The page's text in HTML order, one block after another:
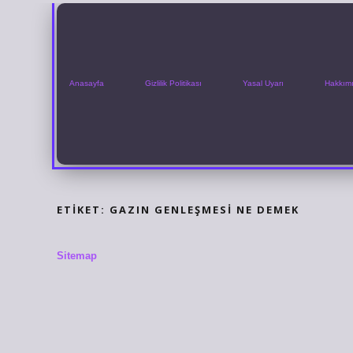
Anasayfa Gizlilik Politikası Yasal Uyarı
ETIKET: GAZIN GENLEŞMESI NE DEMEK
Sitemap